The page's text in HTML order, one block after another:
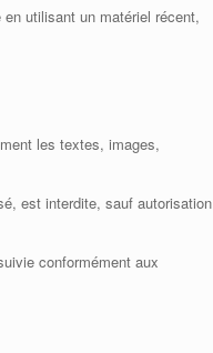
utilisant un matériel récent,
les textes, images,
est interdite, sauf autorisation
conformément aux